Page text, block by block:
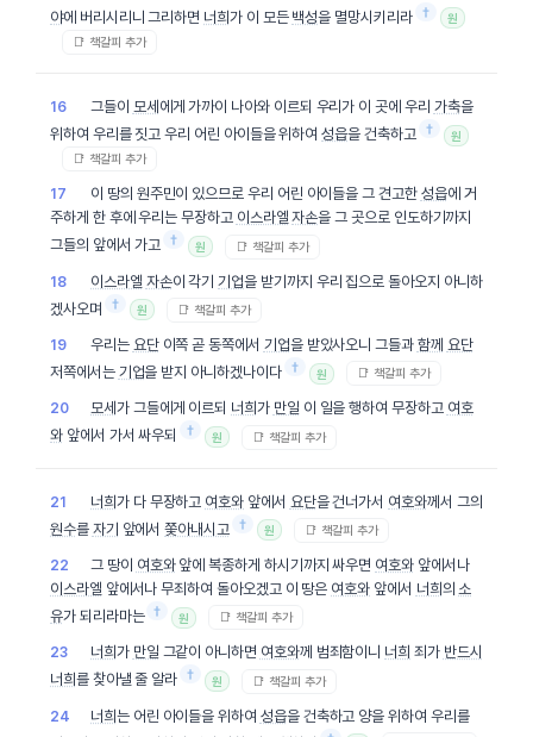
야에 버리시리니 그리하면 너희 가 이 모든 백성을 멸망시키리라 † 원
📑 책갈피 추가
16 그들이 모세 에게 가까이 나아와 이르되 우리가 이 곳에 우리 가축을
위하여 우리를 짓고 우리 어린 아이들을 위하여성읍을 건축하고 † 원
📑 책갈피 추가
17 이 땅의 원주민이 있으므로 우리 어린 아이들을 그 견고한 성읍에 거
주하게 한 후에 우리는 무장하고 이스라엘 자손을 그 곳으로 인도하기까지
그들의 앞에서 가고 † 원 📑 책갈피 추가
18 이스라엘 자손이 각기기업을 받기까지 우리 집으로 돌아오지 아니하
겠사오며
† 원 📑 책갈피 추가
19 우리는 요단이쪽 곧 동쪽에서 기업을 받았사오니 그들과 함께 요단
저쪽에서는 기업을 받지 아니하겠나이다 † 원 📑 책갈피 추가
20 모세 가 그들에게 이르되 너희 가 만일 이 일을 행하여 무장하고 여호
와앞에서 가서 싸우되 † 원 📑 책갈피 추가
21 너희가 다 무장하고 여호와 앞에서 요단을 건너가서 여호와께서 그의
원수를 자기 앞에서쫓아내시고 † 원 📑 책갈피 추가
22 그 땅이 여호와앞에 복종하게 하시기까지 싸우면 여호와앞에서나
이스라엘 앞에서나 무죄하여 돌아오겠고 이 땅은 여호와 앞에서 너희 의 소
유가 되리라마는 † 원 📑 책갈피 추가
23 너희 가 만일 그같이 아니하면 여호와께 범죄함이니 너희 죄가 반드시
너희 를 찾아낼 줄 알라 † 원 📑 책갈피 추가
24 너희는 어린 아이들을 위하여 성읍을 건축하고 양을 위하여 우리를